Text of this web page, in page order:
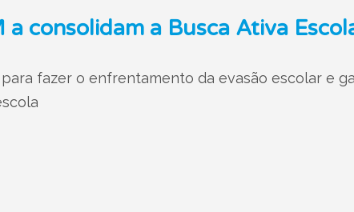
consolidam a Busca Ativa
fazer o enfrentamento da evasão escolar e